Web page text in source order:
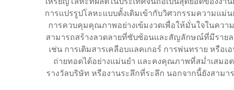
การแปรรูปโลหะแบบดั้งเดิมเข้ากับวิศวกรรมความแม่
การควบคุมคุณภาพอย่างเข้มงวดเพื่อให้มั่นใจในคว
สามารถสร้างลวดลายที่ซับซ้อนและสัญลักษณ์ที่มีรายล
เช่น การเติมสารเคลือบแลคเกอร์ การพ่นทราย หรือ
ถ่ายทอดได้อย่างแม่นยำ และคงคุณภาพที่สม่ำเสมอ
รางวัลบริษัท หรืองานระลึกที่ระลึก นอกจากนี้ยังสาม